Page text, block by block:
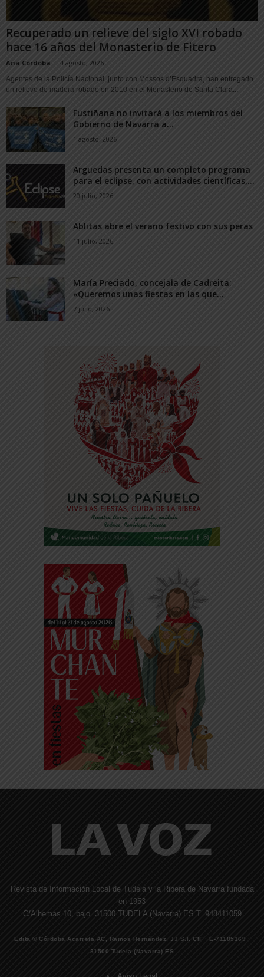
Recuperado un relieve del siglo XVI robado
hace 16 años del Monasterio de Fitero
Ana Córdoba - 4 agosto, 2026
Agentes de la Policía Nacional, junto con Mossos d’Esquadra, han entregado
un relieve de madera robado en 2010 en el Monasterio de Santa Clara...
Fustiñana no invitará a los miembros del
Gobierno de Navarra a...
1 agosto, 2026
Arguedas presenta un completo programa
para el eclipse, con actividades científicas,...
20 julio, 2026
Ablitas abre el verano festivo con sus peras
11 julio, 2026
María Preciado, concejala de Cadreita:
«Queremos unas fiestas en las que...
7 julio, 2026
Revista de Información Local de Tudela y la Ribera de Navarra fundada
en 1953
C/Alhemas 10, bajo. 31500 TUDELA (Navarra) ES T. 948411059
Edita © Córdoba Acarreta AC, Ramos Hernández, JJ S.I. CIF · E-71185169 ·
31500 Tudela (Navarra) ES